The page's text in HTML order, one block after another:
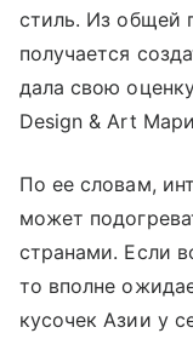
стиль. Из общей
получается
дала свою
Design & Art
По ее словам,
может
странами. Если
то вполне
кусочек Азии у